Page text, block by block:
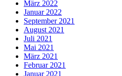
März 2022
Januar 2022
September 2021
August 2021
Juli 2021
Mai 2021
März 2021
Februar 2021
Januar 2021